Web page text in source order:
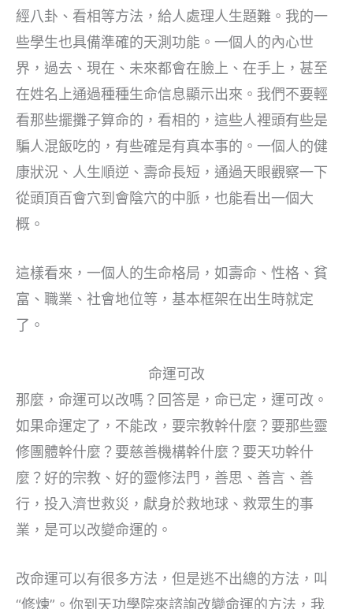
經八卦、看相等方法，給人處理人生題難。我的一
些學生也具備準確的天測功能。一個人的內心世
界，過去、現在、未來都會在臉上、在手上，甚至
在姓名上通過種種生命信息顯示出來。我們不要輕
看那些擺攤子算命的，看相的，這些人裡頭有些是
騙人混飯吃的，有些確是有真本事的。一個人的健
康狀況、人生順逆、壽命長短，通過天眼觀察一下
從頭頂百會穴到會陰穴的中脈，也能看出一個大
概。
這樣看來，一個人的生命格局，如壽命、性格、貧
富、職業、社會地位等，基本框架在出生時就定
了。
命運可改
那麼，命運可以改嗎？回答是，命已定，運可改。
如果命運定了，不能改，要宗教幹什麼？要那些靈
修團體幹什麼？要慈善機構幹什麼？要天功幹什
麼？好的宗教、好的靈修法門，善思、善言、善
行，投入濟世救災，獻身於救地球、救眾生的事
業，是可以改變命運的。
改命運可以有很多方法，但是逃不出總的方法，叫
“修煉”。你到天功學院來諮詢改變命運的方法，我